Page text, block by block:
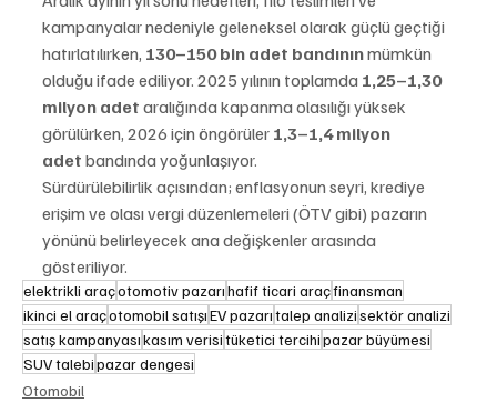
kampanyalar nedeniyle geleneksel olarak güçlü geçtiği
hatırlatılırken, 130–150 bin adet bandının mümkün
olduğu ifade ediliyor. 2025 yılının toplamda 1,25–1,30
milyon adet aralığında kapanma olasılığı yüksek
görülürken, 2026 için öngörüler 1,3–1,4 milyon
adet bandında yoğunlaşıyor.
Sürdürülebilirlik açısından; enflasyonun seyri, krediye
erişim ve olası vergi düzenlemeleri (ÖTV gibi) pazarın
yönünü belirleyecek ana değişkenler arasında
gösteriliyor.
elektrikli araçotomotiv pazarıhafif ticari araçfinansman
ikinci el araçotomobil satışıEV pazarıtalep analizisektör analizi
satış kampanyasıkasım verisitüketici tercihipazar büyümesi
SUV talebipazar dengesi
Otomobil